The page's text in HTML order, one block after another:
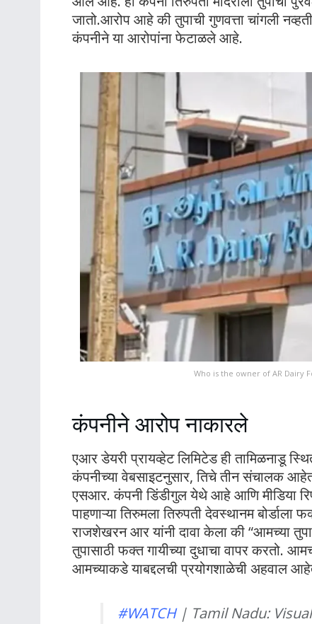
जातो.आरोप आहे की तुपाची गुणवत्ता चांगली
कंपनीने या आरोपांना फेटाळले आहे.
Who is the owner of AR Dairy
कंपनीने आरोप नाकारले
एआर डेयरी प्रायव्हेट लिमिटेड ही तामिळनाडू
कंपनीच्या वेबसाइटनुसार, तिचे तीन संचालक
एसआर. कंपनी डिंडीगुल येथे आहे आणि मीडिया
पाहणाऱ्या तिरुमला तिरुपती देवस्थानम
राजशेखरन आर यांनी दावा केला की “आमच्या
तुपासाठी फक्त गायीच्या दुधाचा वापर करतो.
आमच्याकडे याबद्दलची प्रयोगशाळेची अहवाल
#WATCH| Tamil Nadu: